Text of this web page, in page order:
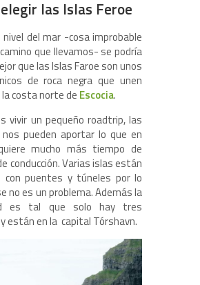
las Islas Feroe
nivel del mar -cosa improbable
que llevamos- se podría
que las Islas Faroe son unos
de roca negra que unen
la costa norte de Escocia.
vivir un pequeño roadtrip, las
nos pueden aportar lo que en
mucho más tiempo de
conducción. Varias islas están
con puentes y túneles por lo
no es un problema. Además la
es tal que solo hay tres
están en la capital Tórshavn.